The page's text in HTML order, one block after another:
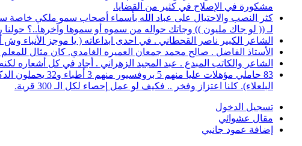
مشكورة في الإصلاح في كثير من القضايا.
كثر النصب والاحتيال على عباد الله بأسماء أصحاب سمو ملكي خاصة
لـ (( لو جاك مليون )) وجاتك حواله من سموه أو سموها وآخرها..؟
الشاعر الكبير ناصر القحطاني . في احدى ابداعاته ( يا موجز الأنباء
الأستاذ الفاضل . صالح محمد جمعان العميره الغامدي. كان مثال للمعلم المخلص المجتهد
الشاعر والكاتب المبدع . عبد المجيد الزهراني . أجاد في كل أشعاره
البلعلاء). كلنا اعتزاز وفخر .. فكيف لو عمل إحصاء لكل الـ 300 قرية.
تسجيل الدخول
مقال عشوائي
إضافة عمود جانبي